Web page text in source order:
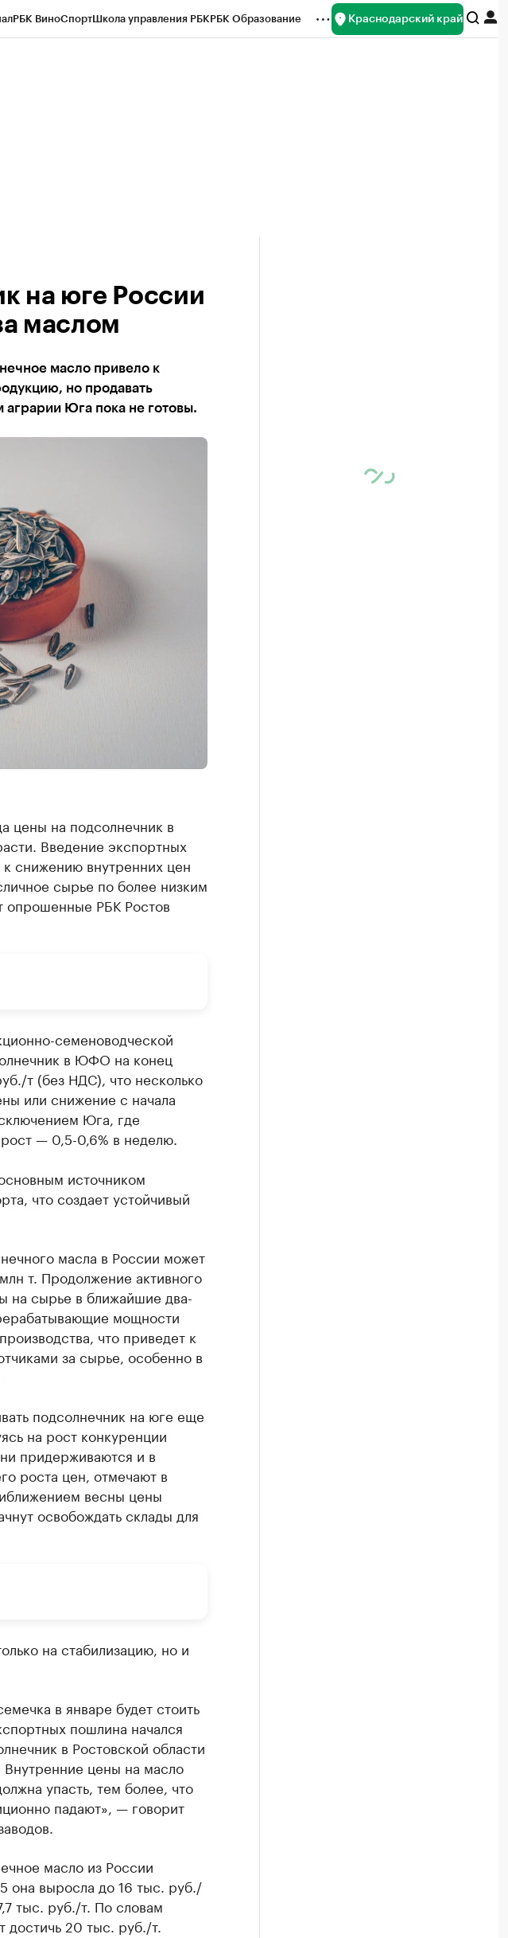
РБК ВиноСпортШкола управления РБКРБК Образование Краснодарский край
на юге России
маслом
масло привело к
но продавать
Юга пока не готовы.
цены на подсолнечник в
Введение экспортных
снижению внутренних цен
сырье по более низким
опрошенные РБК Ростов
семеноводческой
в ЮФО на конец
т (без НДС), что несколько
или снижение с начала
Юга, где
— 0,5-0,6% в неделю.
источником
что создает устойчивый
масла в России может
т. Продолжение активного
на сырье в ближайшие два-
мощности
что приведет к
за сырье, особенно в
подсолнечник на юге еще
на рост конкуренции
придерживаются и в
роста цен, отмечают в
весны цены
освобождать склады для
на стабилизацию, но и
в январе будет стоить
пошлина начался
в Ростовской области
цены на масло
упасть, тем более, что
падают», — говорит
масло из России
она выросла до 16 тыс. руб./
тыс. руб./т. По словам
20 тыс. руб./т.